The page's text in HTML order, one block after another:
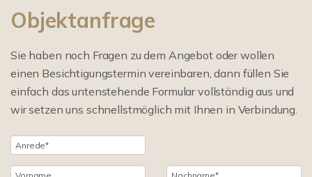
Objektanfrage
Sie haben noch Fragen zu dem Angebot oder wollen
einen Besichtigungstermin vereinbaren, dann füllen Sie
einfach das untenstehende Formular vollständig aus und
wir setzen uns schnellstmöglich mit Ihnen in Verbindung.